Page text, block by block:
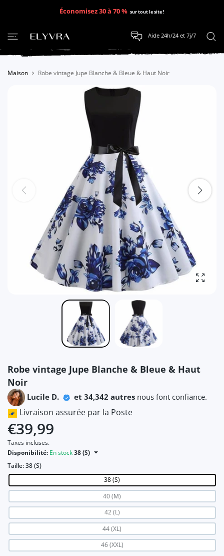
Économisez 30 à 70 % sur tout le site !
Aide 24h/24 et 7j/7
Maison Robe vintage Jupe Blanche & Bleue & Haut Noir
Robe vintage Jupe Blanche & Bleue & Haut
Noir
Lucile D. et 34,342 autres nous font confiance.
Livraison assurée par la Poste
€39,99
Taxes incluses.
Disponibilité: En stock38 (S)
Taille:38 (S)
38 (S)
40 (M)
42 (L)
44 (XL)
46 (XXL)